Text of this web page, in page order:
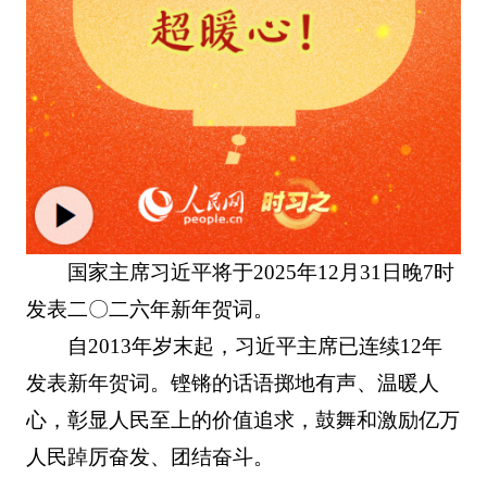
国家主席习近平将于2025年12月31日晚7时
发表二〇二六年新年贺词。
自2013年岁末起，习近平主席已连续12年
发表新年贺词。铿锵的话语掷地有声、温暖人
心，彰显人民至上的价值追求，鼓舞和激励亿万
人民踔厉奋发、团结奋斗。